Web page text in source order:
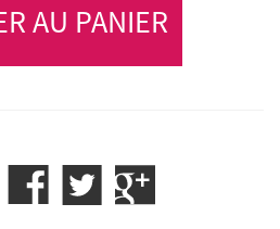
AU PANIER